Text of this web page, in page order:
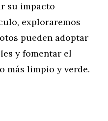
su impacto
exploraremos
pueden adoptar
y fomentar el
más limpio y verde.